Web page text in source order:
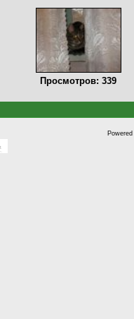
Просмотров: 339